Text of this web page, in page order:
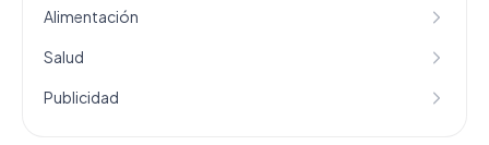
Alimentación
Salud
Publicidad